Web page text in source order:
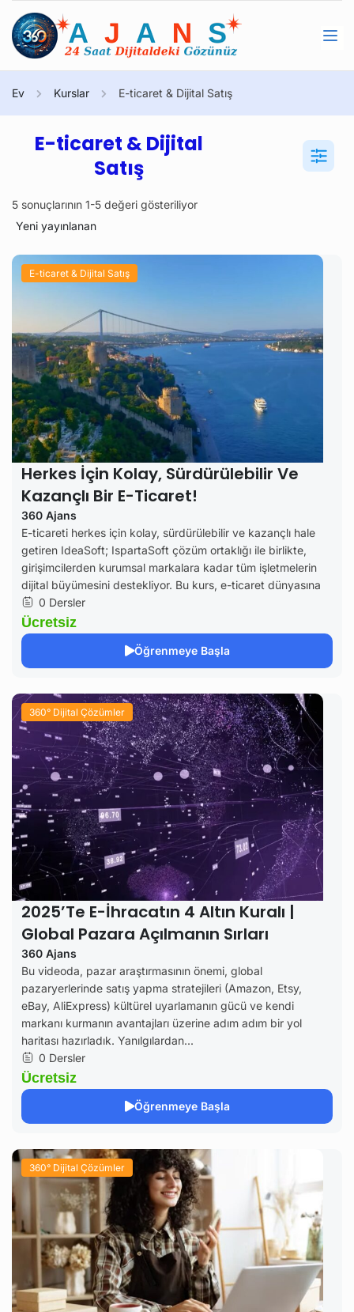
Ev Kurslar E-ticaret & Dijital Satış
E-ticaret & Dijital
Satış
5 sonuçlarının 1-5 değeri gösteriliyor
E-ticaret & Dijital Satış
Herkes İçin Kolay, Sürdürülebilir Ve
Kazançlı Bir E-Ticaret!
360 Ajans
E-ticareti herkes için kolay, sürdürülebilir ve kazançlı hale
getiren IdeaSoft; IspartaSoft çözüm ortaklığı ile birlikte,
girişimcilerden kurumsal markalara kadar tüm işletmelerin
dijital büyümesini destekliyor. Bu kurs, e-ticaret dünyasına
0 Dersler
Ücretsiz
Öğrenmeye Başla
360° Dijital Çözümler
2025’te E-İhracatın 4 Altın Kuralı |
Global Pazara Açılmanın Sırları
360 Ajans
Bu videoda, pazar araştırmasının önemi, global
pazaryerlerinde satış yapma stratejileri (Amazon, Etsy,
eBay, AliExpress) kültürel uyarlamanın gücü ve kendi
markanı kurmanın avantajları üzerine adım adım bir yol
haritası hazırladık. Yanılgılardan...
0 Dersler
Ücretsiz
Öğrenmeye Başla
360° Dijital Çözümler